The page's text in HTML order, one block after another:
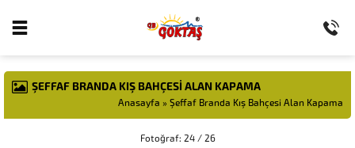
ŞEFFAF BRANDA KIŞ BAHÇESI ALAN KAPAMA
Anasayfa » Şeffaf Branda Kış Bahçesi Alan Kapama
Fotoğraf: 24 / 26